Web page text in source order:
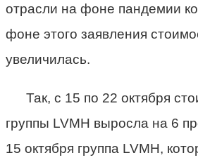
отрасли на фоне пандемии
фоне этого заявления
увеличилась.
Так, с 15 по 22 октября
группы LVMH выросла на 6
15 октября группа LVMH,